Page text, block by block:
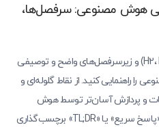
هوش مصنوعی: سرفصل‌ها،
محتوا را با استفاده از سرفصل‌های (H2، H3) و زیرسرفصل‌های واضح و توصیفی
را راهنمایی کنید. از نقاط گلوله‌ای و
و پردازش آسان‌تر توسط هوش
مصنوعی استفاده کنید. خلاصه‌ها را با «پاسخ سریع» یا «TL;DR» برچسب‌گذاری